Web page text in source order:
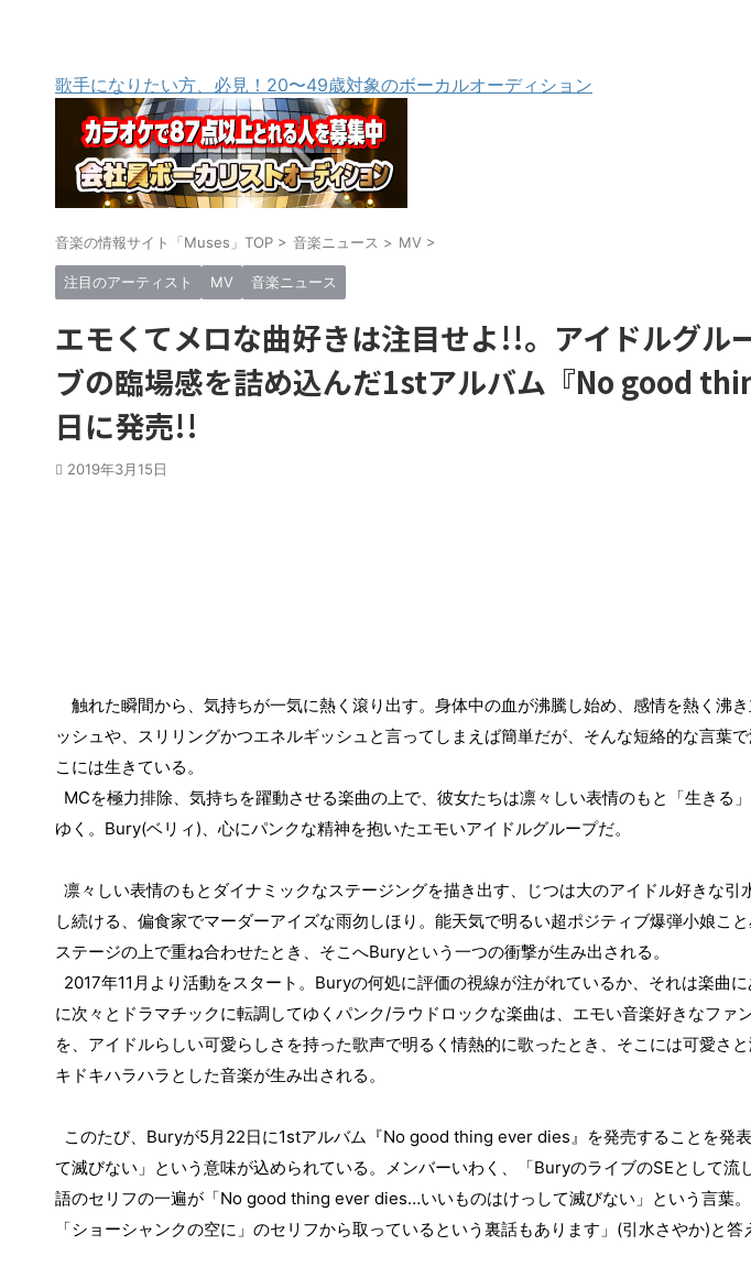
歌手になりたい方、必見！20〜49歳対象のボーカルオーディション
音楽の情報サイト「Muses」TOP > 音楽ニュース > MV >
注目のアーティスト MV 音楽ニュース
エモくてメロな曲好きは注目せよ!!。アイドルグル
ブの臨場感を詰め込んだ1stアルバム『No good
日に発売!!
2019年3月15日
触れた瞬間から、気持ちが一気に熱く滾り出す。身体中の血が沸騰し始め、感情を熱く沸
ッシュや、スリリングかつエネルギッシュと言ってしまえば簡単だが、そんな短絡的な言葉
こには生きている。
MCを極力排除、気持ちを躍動させる楽曲の上で、彼女たちは凛々しい表情のもと「生きる
ゆく。 Bury(ベリィ )、心にパンクな精神を抱いたエモいアイドルグループだ。
凛々しい表情のもとダイナミックなステージングを描き出す、じつは大のアイドル好きな
し続ける、偏食家でマーダーアイズな雨勿しほり。能天気で明るい超ポジティブ爆弾小娘こ
ステージの上で重ね合わせたとき、そこへBuryという一つの衝撃が生み出される。
2017年11 月より活動をスタート。 Buryの何処に評価の視線が注がれているか、それは楽曲
に次々とドラマチックに転調してゆくパンク/ラウドロックな楽曲は、エモい音楽好きなファ
を、アイドルらしい可愛らしさを持った歌声で明るく情熱的に歌ったとき、そこには可愛さ
キドキハラハラとした音楽が生み出される。
このたび、 Buryが5月 22日に1stアルバム『No good thing ever dies』を発売することを発
て滅びない」という意味が込められている。メンバーいわく、「BuryのライブのSEとして流
語のセリフの一遍が「No good thing ever dies…いいものはけっして滅びない」という言葉。
「ショーシャンクの空に」のセリフから取っているという裏話もあります」 (引水さやか)と答